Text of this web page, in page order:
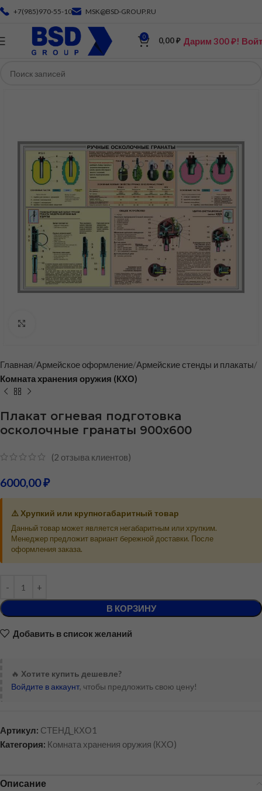
+7(985)970-55-10 MSK@BSD-GROUP.RU
0 0,00₽ Дарим 300 ₽!
Главная Армейское оформление Армейские стенды и плакаты
Комната хранения оружия (КХО)
Плакат огневая подготовка
осколочные гранаты 900х600
(2 отзыва клиентов)
6000,00₽
⚠️ Хрупкий или крупногабаритный товар
Данный товар может является негабаритным или хрупким.
Менеджер предложит вариант бережной доставки. После
оформления заказа.
В КОРЗИНУ
Добавить в список желаний
🔥 Хотите купить дешевле?
Войдите в аккаунт, чтобы предложить свою цену!
Артикул: СТЕНД_КХО1
Категория: Комната хранения оружия (КХО)
Описание